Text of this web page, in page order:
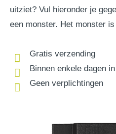
uitziet? Vul hieronder je
een monster. Het monster
Gratis verzending
Binnen enkele dagen
Geen verplichtingen